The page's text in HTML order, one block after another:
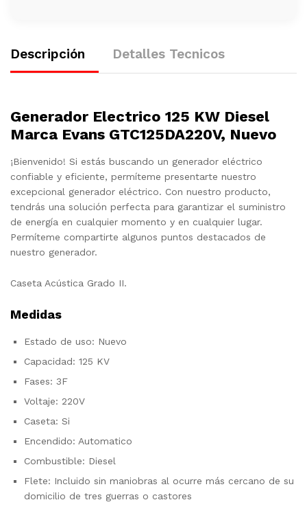
Descripción Detalles Tecnicos
Generador Electrico 125 KW Diesel
Marca Evans GTC125DA220V, Nuevo
¡Bienvenido! Si estás buscando un generador eléctrico
confiable y eficiente, permíteme presentarte nuestro
excepcional generador eléctrico. Con nuestro producto,
tendrás una solución perfecta para garantizar el suministro
de energía en cualquier momento y en cualquier lugar.
Permíteme compartirte algunos puntos destacados de
nuestro generador.
Caseta Acústica Grado II.
Medidas
Estado de uso: Nuevo
Capacidad: 125 KV
Fases: 3F
Voltaje: 220V
Caseta: Si
Encendido: Automatico
Combustible: Diesel
Flete: Incluido sin maniobras al ocurre más cercano de su
domicilio de tres guerras o castores